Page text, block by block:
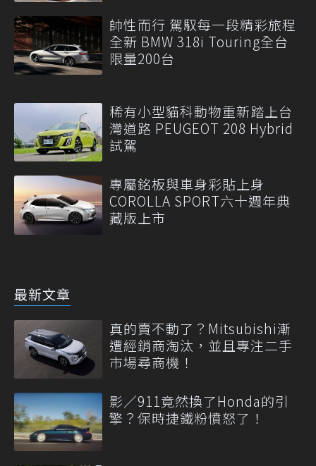
帥性而行 駕馭每一段精彩旅程
全新 BMW 318i Touring全台
限量200台
稀有小型貓科動物重新踏上台
灣道路 PEUGEOT 208 Hybrid
試駕
專屬銘板與車身彩貼上身
COROLLA SPORT六十週年典
藏版上市
最新文章
真的賣不動了？Mitsubishi漸
遭經銷商淘汰，並且專注二手
市場尋商機！
影／911竟然換了Honda的引
擎？保時捷鐵粉憤怒了！